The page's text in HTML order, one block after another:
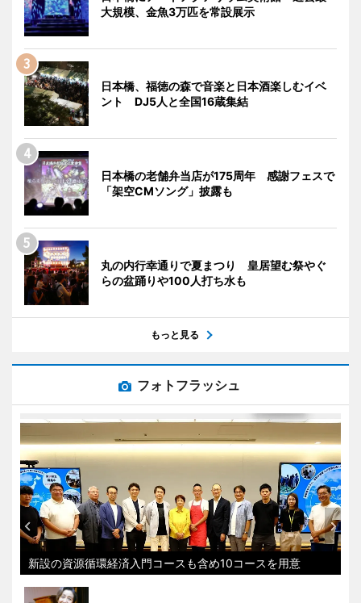
大規模、金魚3万匹を常設展示
日本橋、福徳の森で音楽と日本酒楽しむイベ
ント DJ5人と全国16蔵集結
日本橋の老舗弁当店が175周年 感謝フェスで
「架空CMソング」披露も
丸の内行幸通りで夏まつり 皇居望む祭やぐ
らの盆踊りや100人打ち水も
もっと見る
フォトフラッシュ
新設の資源循環経済入門コースも含め10コースを用意